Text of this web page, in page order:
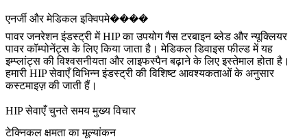
एनर्जी और मेडिकल इक्विपमे����
पावर जनरेशनइंडस्ट्री में HIP का उपयोग गैस टरबाइन ब्लेड और न्यूक्लियर
पावर कॉम्पोनेंट्स के लिए किया जाता है।मेडिकल डिवाइसफील्ड में यह
इम्प्लांट्स की विश्वसनीयता और लाइफस्पैन बढ़ाने के लिए इस्तेमाल होता है।
हमारी HIP सेवाएँ विभिन्न इंडस्ट्री की विशिष्ट आवश्यकताओं के अनुसार
कस्टमाइज़ की जाती हैं।
HIP सेवाएँ चुनते समय मुख्य विचार
टेक्निकल क्षमता का मूल्यांकन